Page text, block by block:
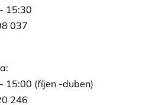
15:30
037
15:00 (říjen -duben)
246